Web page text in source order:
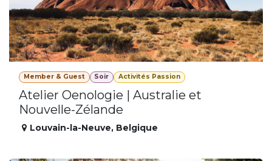
Member & Guest Soir Activités Passion
Atelier Oenologie | Australie et
Nouvelle-Zélande
Louvain-la-Neuve, Belgique